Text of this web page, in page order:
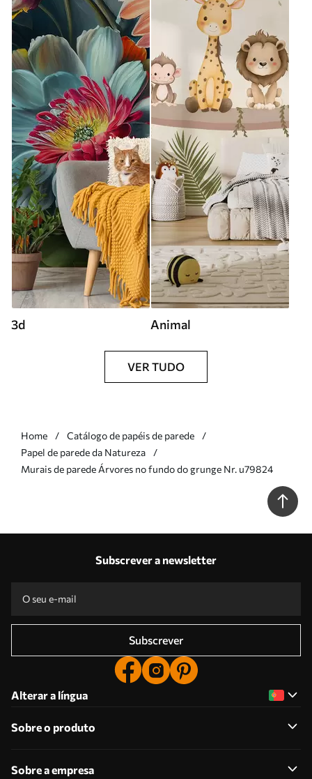
3d Animal
VER TUDO
Home
Catálogo de papéis de parede
Papel de parede da Natureza
Murais de parede Árvores no fundo do grunge Nr. u79824
Subscrever a newsletter
Subscrever
Alterar a língua
Sobre o produto
Sobre a empresa